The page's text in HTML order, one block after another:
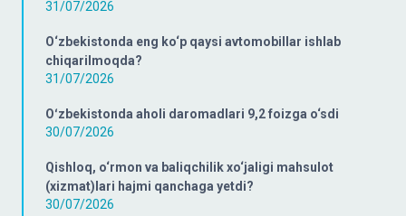
31/07/2026
O‘zbekistonda eng ko‘p qaysi avtomobillar ishlab
chiqarilmoqda?
31/07/2026
Oʻzbekistonda aholi daromadlari 9,2 foizga o‘sdi
30/07/2026
Qishloq, o‘rmon va baliqchilik xo‘jaligi mahsulot
(xizmat)lari hajmi qanchaga yetdi?
30/07/2026